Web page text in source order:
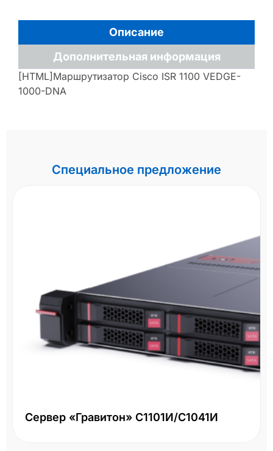
Описание
Дополнительная информация
[HTML]Маршрутизатор Cisco ISR 1100 VEDGE-
1000-DNA
Специальное предложение
Сервер «Гравитон» С1101И/С1041И